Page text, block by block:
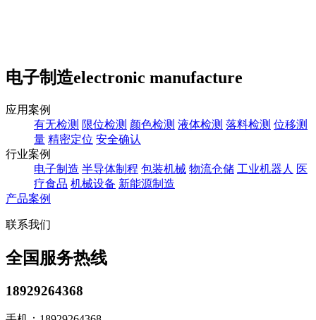
电子制造electronic manufacture
应用案例
有无检测 限位检测 颜色检测 液体检测 落料检测 位移测
量 精密定位 安全确认
行业案例
电子制造 半导体制程 包装机械 物流仓储 工业机器人 医
疗食品 机械设备 新能源制造
产品案例
联系我们
全国服务热线
18929264368